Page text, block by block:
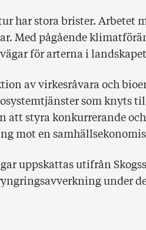
har stora brister. Arbetet
Med pågående
för arterna i
av virkesråvara och
som knyts
att styra konkurrerande
mot en
uppskattas utifrån
under